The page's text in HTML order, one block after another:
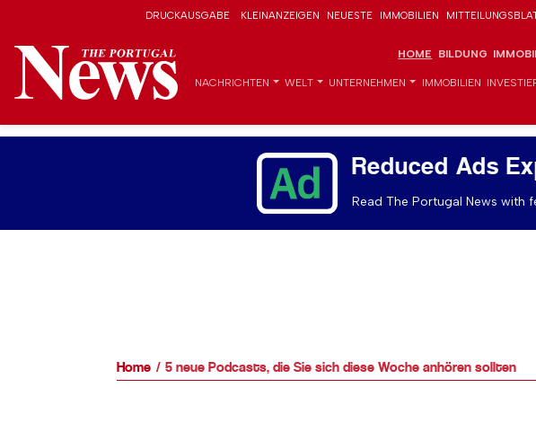
DRUCKAUSGABE KLEINANZEIGEN NEUESTE IMMOBILIEN
HOME BILDUNG
NACHRICHTEN WELT UNTERNEHMEN IMMOBILIEN
Reduced Ads
Read The Portugal News with
Home 5 neue Podcasts, die Sie sich diese Woche anhören sollten